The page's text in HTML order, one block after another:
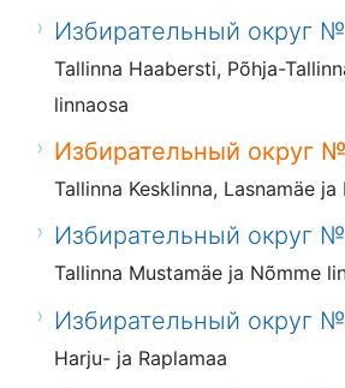
Избирательный округ №
Tallinna Haabersti, Põhja-
linnaosa
Избирательный округ
Tallinna Kesklinna, Lasnamäe
Избирательный округ
Tallinna Mustamäe ja Nõmme
Избирательный округ
Harju- ja Raplamaa